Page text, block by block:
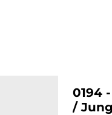
%
0194
/